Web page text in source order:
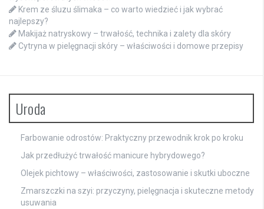
Krem ze śluzu ślimaka – co warto wiedzieć i jak wybrać
najlepszy?
Makijaż natryskowy – trwałość, technika i zalety dla skóry
Cytryna w pielęgnacji skóry – właściwości i domowe przepisy
Uroda
Farbowanie odrostów: Praktyczny przewodnik krok po kroku
Jak przedłużyć trwałość manicure hybrydowego?
Olejek pichtowy – właściwości, zastosowanie i skutki uboczne
Zmarszczki na szyi: przyczyny, pielęgnacja i skuteczne metody
usuwania